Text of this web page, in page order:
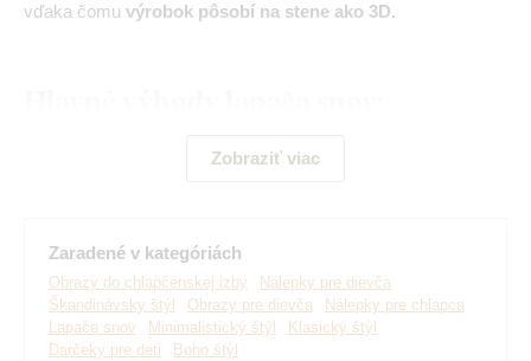
vďaka čomu výrobok pôsobí na stene ako 3D.
Krásna samolepka s detským motívom
Jednoduchá montáž na stenu
Drevený 3 mm hrubý materiál
Pôsobí upokojujúco na deti
Zobraziť viac
Zaradené v kategóriách
Obrazy do chlapčenskej izby
Nálepky pre dievča
Škandinávsky štýl
Obrazy pre dievča
Nálepky pre chlapca
Lapače snov
Minimalistický štýl
Klasický štýl
Darčeky pre deti
Boho štýl